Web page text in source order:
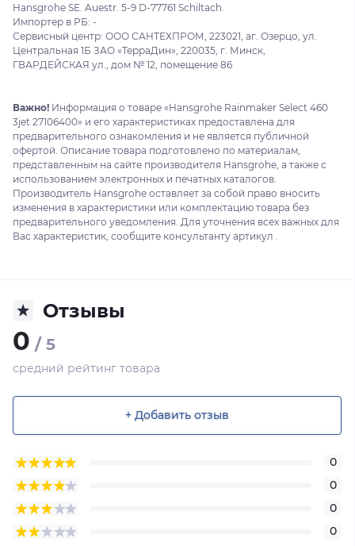
Hansgrohe SE. Auestr. 5-9 D-77761 Schiltach.
Импортер в РБ: -
Сервисный центр: ООО САНТЕХПРОМ, 223021, аг. Озерцо, ул.
Центральная 1Б ЗАО «ТерраДин», 220035, г. Минск,
ГВАРДЕЙСКАЯ ул., дом № 12, помещение 86
Важно! Информация о товаре «Hansgrohe Rainmaker Select 460
3jet 27106400» и его характеристиках предоставлена для
предварительного ознакомления и не является публичной
офертой. Описание товара подготовлено по материалам,
представленным на сайте производителя Hansgrohe, а также с
использованием электронных и печатных каталогов.
Производитель Hansgrohe оставляет за собой право вносить
изменения в характеристики или комплектацию товара без
предварительного уведомления. Для уточнения всех важных для
Вас характеристик, сообщите консультанту артикул .
Отзывы
0 / 5
средний рейтинг товара
+ Добавить отзыв
0
0
0
0